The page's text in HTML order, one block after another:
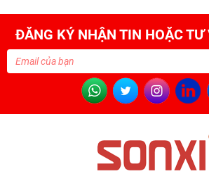
ĐĂNG KÝ NHẬN TIN HOẶC